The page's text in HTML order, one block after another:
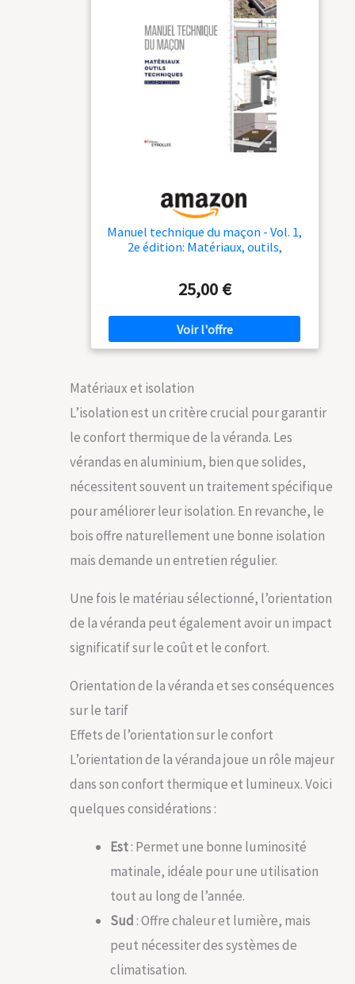
Manuel technique du maçon - Vol. 1,
2e édition: Matériaux, outils,
25,00 €
Matériaux et isolation
L’isolation est un critère crucial pour garantir
le confort thermique de la véranda. Les
vérandas en aluminium, bien que solides,
nécessitent souvent un traitement spécifique
pour améliorer leur isolation. En revanche, le
bois offre naturellement une bonne isolation
mais demande un entretien régulier.
Une fois le matériau sélectionné, l’orientation
de la véranda peut également avoir un impact
significatif sur le coût et le confort.
Orientation de la véranda et ses conséquences
sur le tarif
Effets de l’orientation sur le confort
L’orientation de la véranda joue un rôle majeur
dans son confort thermique et lumineux. Voici
quelques considérations :
Est: Permet une bonne luminosité
matinale, idéale pour une utilisation
tout au long de l’année.
Sud: Offre chaleur et lumière, mais
peut nécessiter des systèmes de
climatisation.